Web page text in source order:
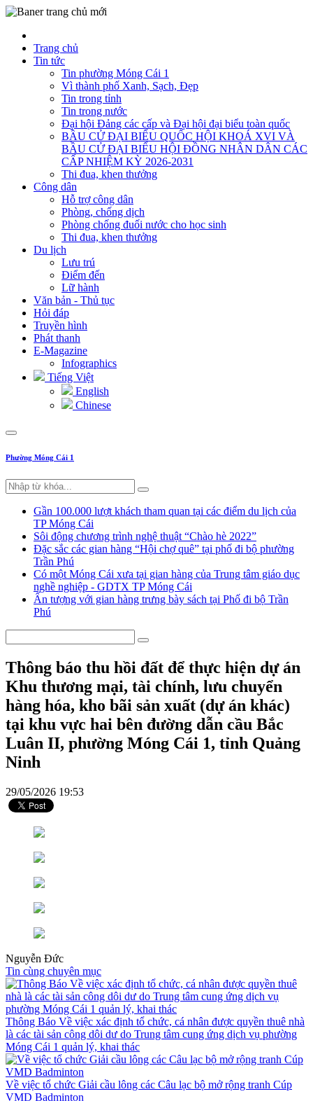
Trang chủ
Tin tức
Tin phường Móng Cái 1
Vì thành phố Xanh, Sạch, Đẹp
Tin trong tỉnh
Tin trong nước
Đại hội Đảng các cấp và Đại hội đại biểu toàn quốc
BẦU CỬ ĐẠI BIỂU QUỐC HỘI KHOÁ XVI VÀ
BẦU CỬ ĐẠI BIỂU HỘI ĐỒNG NHÂN DÂN CÁC
CẤP NHIỆM KỲ 2026-2031
Thi đua, khen thưởng
Công dân
Hỗ trợ công dân
Phòng, chống dịch
Phòng chống đuối nước cho học sinh
Thi đua, khen thưởng
Du lịch
Lưu trú
Điểm đến
Lữ hành
Văn bản - Thủ tục
Hỏi đáp
Truyền hình
Phát thanh
E-Magazine
Infographics
Tiếng Việt
English
Chinese
Phường Móng Cái 1
Gần 100.000 lượt khách tham quan tại các điểm du lịch của
TP Móng Cái
Sôi động chương trình nghệ thuật “Chào hè 2022”
Đặc sắc các gian hàng “Hội chợ quê” tại phố đi bộ phường
Trần Phú
Có một Móng Cái xưa tại gian hàng của Trung tâm giáo dục
nghề nghiệp - GDTX TP Móng Cái
Ấn tượng với gian hàng trưng bày sách tại Phố đi bộ Trần
Phú
Thông báo thu hồi đất để thực hiện dự án
Khu thương mại, tài chính, lưu chuyển
hàng hóa, kho bãi sản xuất (dự án khác)
tại khu vực hai bên đường dẫn cầu Bắc
Luân II, phường Móng Cái 1, tỉnh Quảng
Ninh
29/05/2026 19:53
Nguyễn Đức
Tin cùng chuyên mục
Thông Báo Về việc xác định tổ chức, cá nhân được quyền thuê nhà
là các tài sản công dôi dư do Trung tâm cung ứng dịch vụ phường
Móng Cái 1 quản lý, khai thác
Về việc tổ chức Giải cầu lông các Câu lạc bộ mở rộng tranh Cúp
VMD Badminton